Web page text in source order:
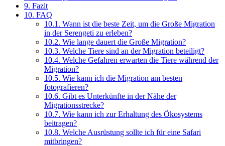
9. Fazit
10. FAQ
10.1. Wann ist die beste Zeit, um die Große Migration
in der Serengeti zu erleben?
10.2. Wie lange dauert die Große Migration?
10.3. Welche Tiere sind an der Migration beteiligt?
10.4. Welche Gefahren erwarten die Tiere während der
Migration?
10.5. Wie kann ich die Migration am besten
fotografieren?
10.6. Gibt es Unterkünfte in der Nähe der
Migrationsstrecke?
10.7. Wie kann ich zur Erhaltung des Ökosystems
beitragen?
10.8. Welche Ausrüstung sollte ich für eine Safari
mitbringen?